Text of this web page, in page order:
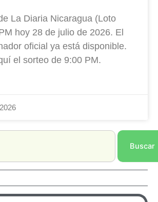
La Diaria Nicaragua (Loto
hoy 28 de julio de 2026. El
oficial ya está disponible.
el sorteo de 9:00 PM.
Buscar